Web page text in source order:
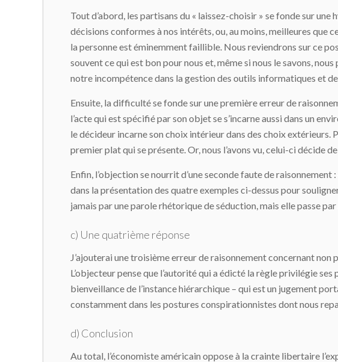
Tout d’abord, les partisans du « laissez-choisir » se fonde sur
décisions conformes à nos intérêts, ou, au moins, meilleures que
la personne est éminemment faillible. Nous reviendrons sur ce
souvent ce qui est bon pour nous et, même si nous le savons,
notre incompétence dans la gestion des outils informatiques et
Ensuite, la difficulté se fonde sur une première erreur de
l’acte qui est spécifié par son objet se s’incarne aussi dans un
le décideur incarne son choix intérieur dans des choix extérieurs.
premier plat qui se présente. Or, nous l’avons vu, celui-ci décide
Enfin, l’objection se nourrit d’une seconde faute de
dans la présentation des quatre exemples ci-dessus pour
jamais par une parole rhétorique de séduction, mais elle passe
c) Une quatrième réponse
J’ajouterai une troisième erreur de raisonnement concernant
L’objecteur pense que l’autorité qui a édicté la règle privilégie
bienveillance de l’instance hiérarchique – qui est un jugement
constamment dans les postures conspirationnistes dont nous
d) Conclusion
Au total, l’économiste américain oppose à la crainte libertaire